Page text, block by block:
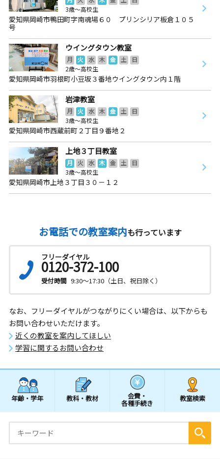
3歳～高校生
愛知県岡崎市鴨田町字南魂場６０ プリンシリア板倉１０５
号
ウイングタウン教室
月 火 水 木 金 土
日
2歳～高校生
愛知県岡崎市羽根町小豆坂３番地ウイングタウン内１階
岩津教室
月 火 水 木 金 土
日
3歳～高校生
愛知県岡崎市西蔵前町２丁目９番地２
上地３丁目教室
月 火 水 木 金 土
日
3歳～高校生
愛知県岡崎市上地３丁目３０－１２
お電話での教室案内も行っています
フリーダイヤル
0120-372-100
受付時間 9:30～17:30（土日、祝日除く）
なお、フリーダイヤルがつながりにくい場合は、以下からも
お問い合わせいただけます。
近くの教室を案内してほしい
学習に関するお問い合わせ
年齢・学年 教科・教材 会費・
各種手続き
教室検索